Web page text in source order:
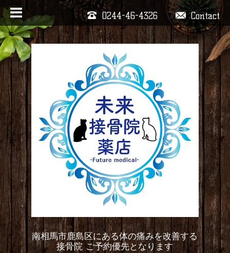
Contact
0244-46-4326
南相馬市鹿島区にある体の痛みを改善する
接骨院 ご予約優先となります